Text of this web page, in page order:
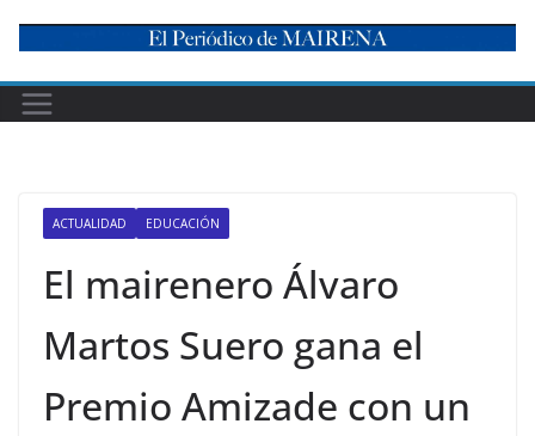
content
ACTUALIDAD EDUCACIÓN
El mairenero Álvaro
Martos Suero gana el
Premio Amizade con un